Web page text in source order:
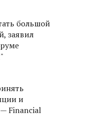
большой
заявил
и
Financial